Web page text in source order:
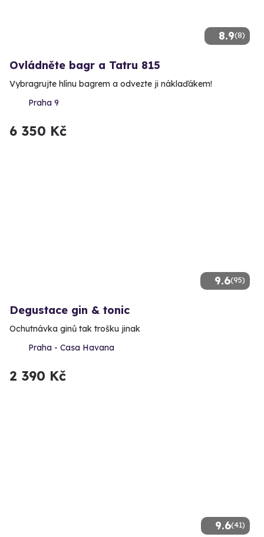
8.9(8)
Ovládněte bagr a Tatru 815
Vybragrujte hlínu bagrem a odvezte ji náklaďákem!
Praha 9
6 350 Kč
9.6(95)
Degustace gin & tonic
Ochutnávka ginů tak trošku jinak
Praha - Casa Havana
2 390 Kč
9.6(41)